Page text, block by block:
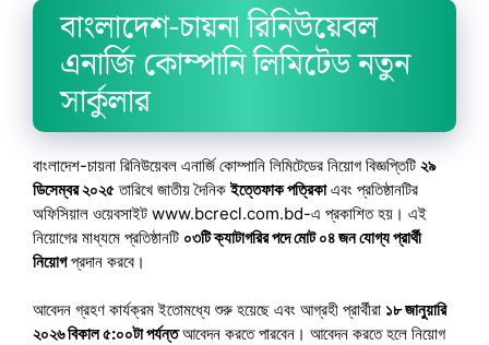
বাংলাদেশ-চায়না রিনিউয়েবল
এনার্জি কোম্পানি লিমিটেড নতুন
সার্কুলার
বাংলাদেশ-চায়না রিনিউয়েবল এনার্জি কোম্পানি লিমিটেডের নিয়োগ বিজ্ঞপ্তিটি ২৯
ডিসেম্বর ২০২৫তারিখে জাতীয় দৈনিকইত্তেফাক পত্রিকাএবং প্রতিষ্ঠানটির
অফিসিয়াল ওয়েবসাইট www.bcrecl.com.bd-এ প্রকাশিত হয়। এই
নিয়োগের মাধ্যমে প্রতিষ্ঠানটি ০৩টি ক্যাটাগরির পদে মোট ০৪ জন যোগ্য প্রার্থী
নিয়োগপ্রদান করবে।
আবেদন গ্রহণ কার্যক্রম ইতোমধ্যে শুরু হয়েছে এবং আগ্রহী প্রার্থীরা ১৮ জানুয়ারি
২০২৬ বিকাল ৫:০০টা পর্যন্তআবেদন করতে পারবেন। আবেদন করতে হলে নিয়োগ